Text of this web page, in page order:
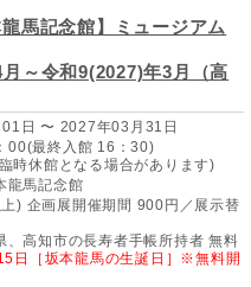
龍馬記念館】ミュージアム
～令和9(2027)年3月（高
日 〜 2027年03月31日
00(最終入館 16：30)
時休館となる場合があります)
龍馬記念館
) 企画展開催期間 900円／展示替
、高知市の長寿者手帳所持者 無料
日［坂本龍馬の生誕日］※無料開